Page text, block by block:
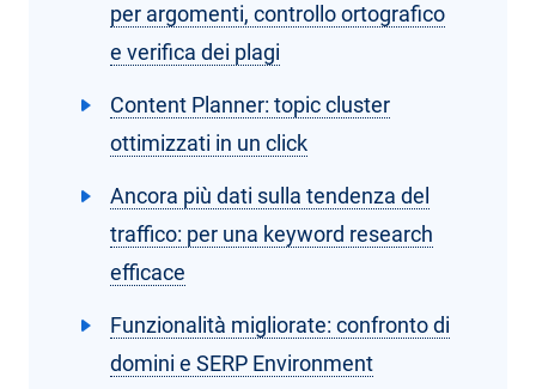
per argomenti, controllo ortografico
e verifica dei plagi
Content Planner: topic cluster
ottimizzati in un click
Ancora più dati sulla tendenza del
traffico: per una keyword research
efficace
Funzionalità migliorate: confronto di
domini e SERP Environment